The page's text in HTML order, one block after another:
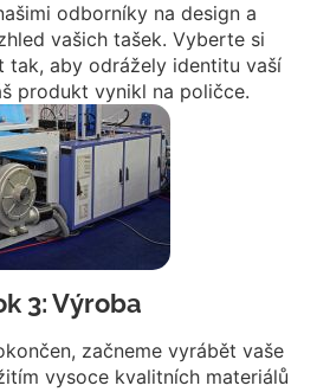
odborníky na design a
vašich tašek. Vyberte si
tak, aby odrážely identitu vaší
produkt vynikl na poličce.
3: Výroba
začneme vyrábět vaše
vysoce kvalitních materiálů